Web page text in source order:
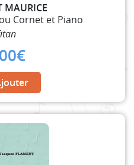
MAURICE
Cornet et Piano
€